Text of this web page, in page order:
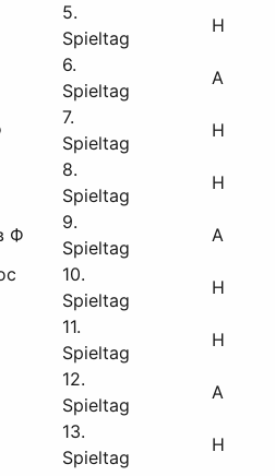
5.
Spieltag
H
6.
Spieltag
A
7.
Spieltag
H
8.
Spieltag
H
Ф
9.
Spieltag
A
10.
Spieltag
H
11.
Spieltag
H
12.
Spieltag
A
13.
Spieltag
H